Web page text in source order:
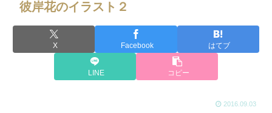
彼岸花のイラスト２
X Facebook はてブ
LINE コピー
2016.09.03